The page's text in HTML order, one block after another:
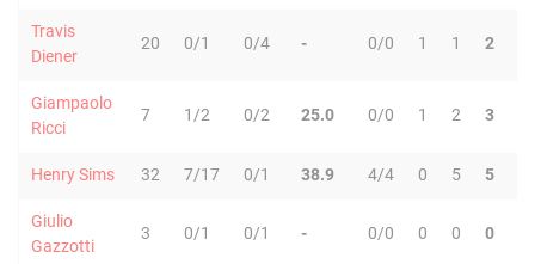
Travis
Diener
20 0/1 0/4 - 0/0 1 1 2
Giampaolo
Ricci
7 1/2 0/2 25.0 0/0 1 2 3
Henry Sims 32 7/17 0/1 38.9 4/4 0 5 5
Giulio
Gazzotti
3 0/1 0/1 - 0/0 0 0 0